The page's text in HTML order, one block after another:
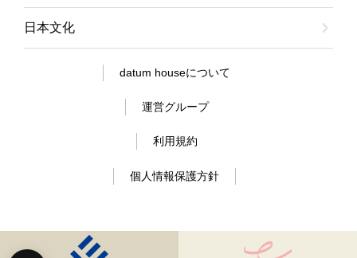
日本文化
datum houseについて
運営グループ
利用規約
個人情報保護方針